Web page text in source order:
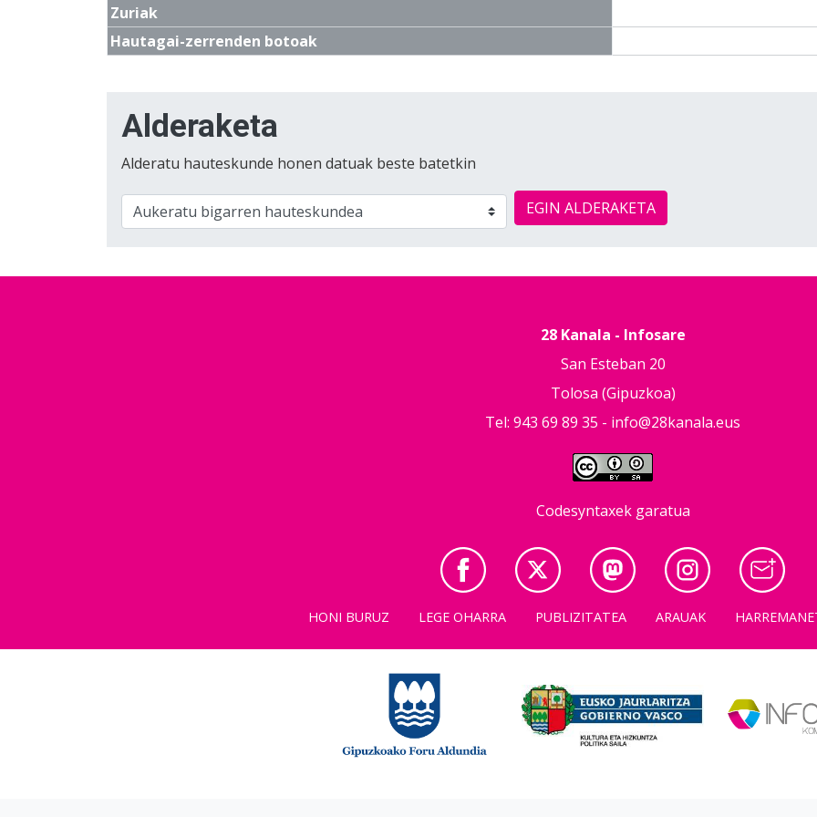
Zuriak
Hautagai-zerrenden botoak
Alderaketa
Alderatu hauteskunde honen datuak beste batetkin
EGIN ALDERAKETA
28 Kanala - Infosare
San Esteban 20
Tolosa (Gipuzkoa)
Tel: 943 69 89 35 - info@28kanala.eus
Codesyntaxek garatua
HONI BURUZ LEGE OHARRA PUBLIZITATEA ARAUAK